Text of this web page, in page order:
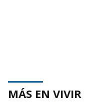
MÁS EN VIVIR